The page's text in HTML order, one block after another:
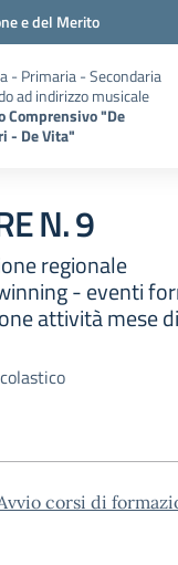
e del Merito
- Primaria - Secondaria
ad indirizzo musicale
Comprensivo "De
- De Vita"
N. 9
regionale
- eventi
attività mese
corsi di